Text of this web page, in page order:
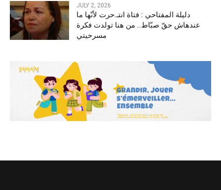
JULY 2, 2026
دليلة المفتاحي : فتاة انتـ.حرت لأنّها ما
عندهاش حقّ صبّاط.. من هنا تولدت فكرة
مسرحيتي